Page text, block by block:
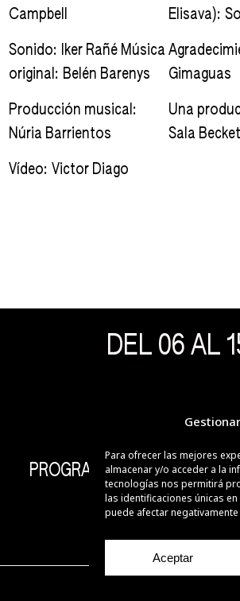
Para ofrecer las mejores
almacenar y/o acceder a la
tecnologías nos permitirá
las identificaciones únicas
puede afectar
Aceptar
Campbell
Sonido: Iker Rañé Música
original: Belén Barenys
Producción musical:
Núria Barrientos
Vídeo: Victor Diago
Elisava):
Gimaguas
Una
Sala
DEL 06 AL
PROGRAMACIÓN